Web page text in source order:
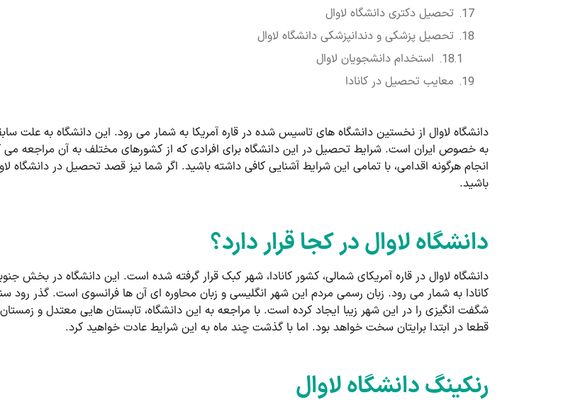
تحصیل دکتری دانشگاه لاوال
تحصیل پزشکی و دندانپزشکی دانشگاه لاوال
استخدام دانشجویان لاوال
معایب تحصیل در کانادا
دانشگاه لاوال از نخستین دانشگاه های تاسیس شده در قاره آمریکا به شمار می رود. این دانشگاه به علت
به خصوص ایران است. شرایط تحصیل در این دانشگاه برای افرادی که از کشورهای مختلف به آن مراجعه
انجام هرگونه اقدامی، با تمامی این شرایط آشنایی کافی داشته باشید. اگر شما نیز قصد تحصیل در دانشگاه
باشید.
دانشگاه لاوال در کجا قرار دارد؟
دانشگاه لاوال در قاره آمریکای شمالی، کشور کانادا، شهر کبک قرار گرفته شده است. این دانشگاه در بخش
کانادا به شمار می رود. زبان رسمی مردم این شهر انگلیسی و زبان محاوره ای آن ها فرانسوی است. گذر
شگفت انگیزی را در این شهر زیبا ایجاد کرده است. با مراجعه به این دانشگاه، تابستان هایی معتدل و
قطعا در ابتدا برایتان سخت خواهد بود. اما با گذشت چند ماه به این شرایط عادت خواهید کرد.
رنکینگ دانشگاه لاوال